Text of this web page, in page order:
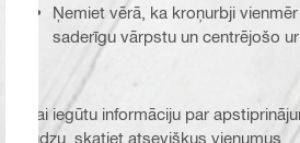
Ņemiet vērā, ka kroņurbji
saderīgu vārpstu un centrējošo
Lai iegūtu informāciju par
lūdzu, skatiet atsevišķus vienumus.